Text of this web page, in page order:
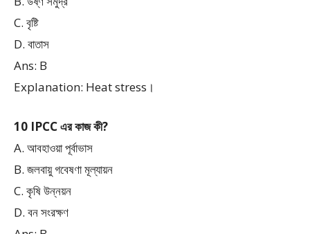
C. বৃষ্টি
D. বাতাস
Ans: B
Explanation: Heat stress।
10 IPCC এর কাজ কী?
A. আবহাওয়া পূর্বাভাস
B. জলবায়ু গবেষণা মূল্যায়ন
C. কৃষি উন্নয়ন
D. বন সংরক্ষণ